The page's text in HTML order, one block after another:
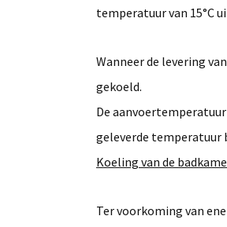
temperatuur van 15°C
Wanneer de levering
gekoeld.
De
geleverde temperatuur
Koeling van de
Ter voorkoming van